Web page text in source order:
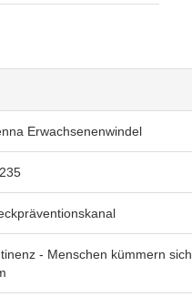
Erwachsenenwindel
- Menschen kümmern sich